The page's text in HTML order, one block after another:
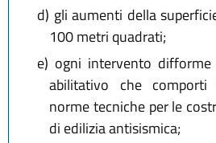
d) gli aumenti della
100 metri quadrati;
e) ogni intervento
abilitativo che comporti
norme tecniche per le
di edilizia antisismica;